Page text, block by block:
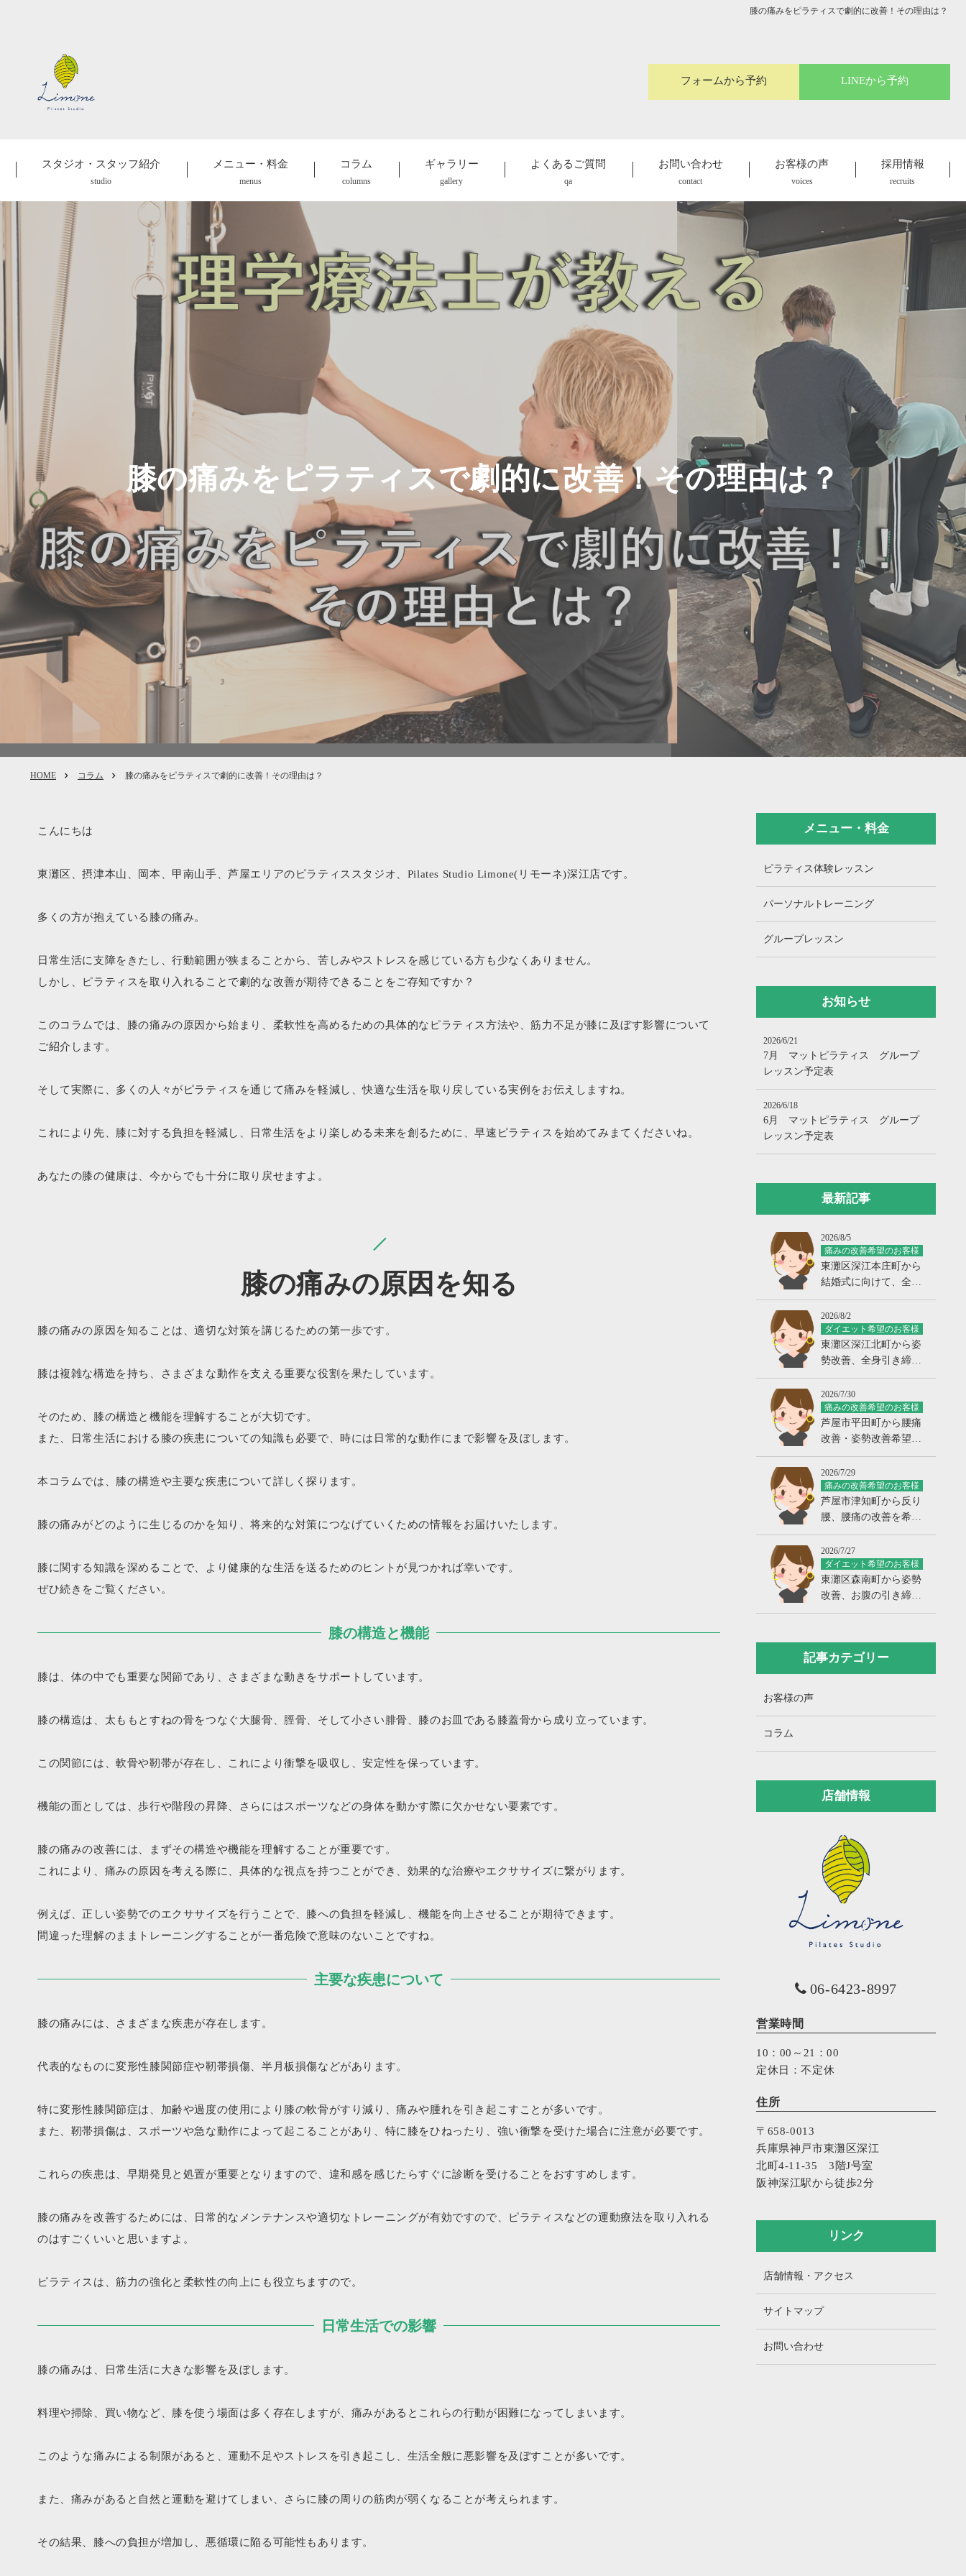
膝の痛みをピラティスで劇的に改善！その理由は？
フォームから予約 LINEから予約
スタジオ・スタッフ紹介 メニュー・料金 コラム ギャラリー よくあるご質問 お問い合わせ お客様の声 採用情報
膝の痛みをピラティスで劇的に改善！その理由は？
HOME コラム 膝の痛みをピラティスで劇的に改善！その理由は？
こんにちは
東灘区、摂津本山、岡本、甲南山手、芦屋エリアのピラティススタジオ、Pilates Studio Limone(リモーネ)深江店です。
多くの方が抱えている膝の痛み。
日常生活に支障をきたし、行動範囲が狭まることから、苦しみやストレスを感じている方も少なくありません。
しかし、ピラティスを取り入れることで劇的な改善が期待できることをご存知ですか？
このコラムでは、膝の痛みの原因から始まり、柔軟性を高めるための具体的なピラティス方法や、筋力不足が膝に及ぼす影響について
ご紹介します。
そして実際に、多くの人々がピラティスを通じて痛みを軽減し、快適な生活を取り戻している実例をお伝えしますね。
これにより先、膝に対する負担を軽減し、日常生活をより楽しめる未来を創るために、早速ピラティスを始めてみまてくださいね。
あなたの膝の健康は、今からでも十分に取り戻せますよ。
膝の痛みの原因を知る
膝の痛みの原因を知ることは、適切な対策を講じるための第一歩です。
膝は複雑な構造を持ち、さまざまな動作を支える重要な役割を果たしています。
そのため、膝の構造と機能を理解することが大切です。
また、日常生活における膝の疾患についての知識も必要で、時には日常的な動作にまで影響を及ぼします。
本コラムでは、膝の構造や主要な疾患について詳しく探ります。
膝の痛みがどのように生じるのかを知り、将来的な対策につなげていくための情報をお届けいたします。
膝に関する知識を深めることで、より健康的な生活を送るためのヒントが見つかれば幸いです。
ぜひ続きをご覧ください。
膝の構造と機能
膝は、体の中でも重要な関節であり、さまざまな動きをサポートしています。
膝の構造は、太ももとすねの骨をつなぐ大腿骨、脛骨、そして小さい腓骨、膝のお皿である膝蓋骨から成り立っています。
この関節には、軟骨や靭帯が存在し、これにより衝撃を吸収し、安定性を保っています。
機能の面としては、歩行や階段の昇降、さらにはスポーツなどの身体を動かす際に欠かせない要素です。
膝の痛みの改善には、まずその構造や機能を理解することが重要です。
これにより、痛みの原因を考える際に、具体的な視点を持つことができ、効果的な治療やエクササイズに繋がります。
例えば、正しい姿勢でのエクササイズを行うことで、膝への負担を軽減し、機能を向上させることが期待できます。
間違った理解のままトレーニングすることが一番危険で意味のないことですね。
主要な疾患について
膝の痛みには、さまざまな疾患が存在します。
代表的なものに変形性膝関節症や靭帯損傷、半月板損傷などがあります。
特に変形性膝関節症は、加齢や過度の使用により膝の軟骨がすり減り、痛みや腫れを引き起こすことが多いです。
また、靭帯損傷は、スポーツや急な動作によって起こることがあり、特に膝をひねったり、強い衝撃を受けた場合に注意が必要です。
これらの疾患は、早期発見と処置が重要となりますので、違和感を感じたらすぐに診断を受けることをおすすめします。
膝の痛みを改善するためには、日常的なメンテナンスや適切なトレーニングが有効ですので、ピラティスなどの運動療法を取り入れる
のはすごくいいと思いますよ。
ピラティスは、筋力の強化と柔軟性の向上にも役立ちますので。
日常生活での影響
膝の痛みは、日常生活に大きな影響を及ぼします。
料理や掃除、買い物など、膝を使う場面は多く存在しますが、痛みがあるとこれらの行動が困難になってしまいます。
このような痛みによる制限があると、運動不足やストレスを引き起こし、生活全般に悪影響を及ぼすことが多いです。
また、痛みがあると自然と運動を避けてしまい、さらに膝の周りの筋肉が弱くなることが考えられます。
その結果、膝への負担が増加し、悪循環に陥る可能性もあります。
メニュー・料金
ピラティス体験レッスン
パーソナルトレーニング
グループレッスン
お知らせ
2026/6/21
7月 マットピラティス グループ
レッスン予定表
2026/6/18
6月 マットピラティス グループ
レッスン予定表
最新記事
2026/8/5
痛みの改善希望のお客様
東灘区深江本庄町から
結婚式に向けて、全身
引き締め・肩こり改善
希望
2026/8/2
ダイエット希望のお客様
東灘区深江北町から姿
勢改善、全身引き締め
希望のお客様の声
2026/7/30
痛みの改善希望のお客様
芦屋市平田町から腰痛
改善・姿勢改善希望の
お客様の声
2026/7/29
痛みの改善希望のお客様
芦屋市津知町から反り
腰、腰痛の改善を希望
のお客様の声
2026/7/27
ダイエット希望のお客様
東灘区森南町から姿勢
改善、お腹の引き締め
希望のお客様の声
記事カテゴリー
お客様の声
コラム
店舗情報
06-6423-8997
営業時間
10：00～21：00
定休日：不定休
住所
〒658-0013
兵庫県神戸市東灘区深江
北町4-11-35 3階J号室
阪神深江駅から徒歩2分
リンク
店舗情報・アクセス
サイトマップ
お問い合わせ